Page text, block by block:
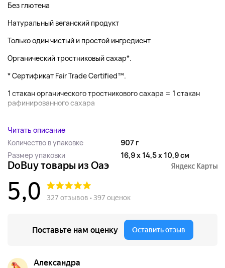
Без глютена
Натуральный веганский продукт
Только один чистый и простой ингредиент
Органический тростниковый сахар*.
* Сертификат Fair Trade Certified™.
1 стакан органического тростникового сахара = 1 стакан
рафинированного сахара
Читать описание
Количество в упаковке
907 г
Размер упаковки
16,9 x 14,5 x 10,9 см